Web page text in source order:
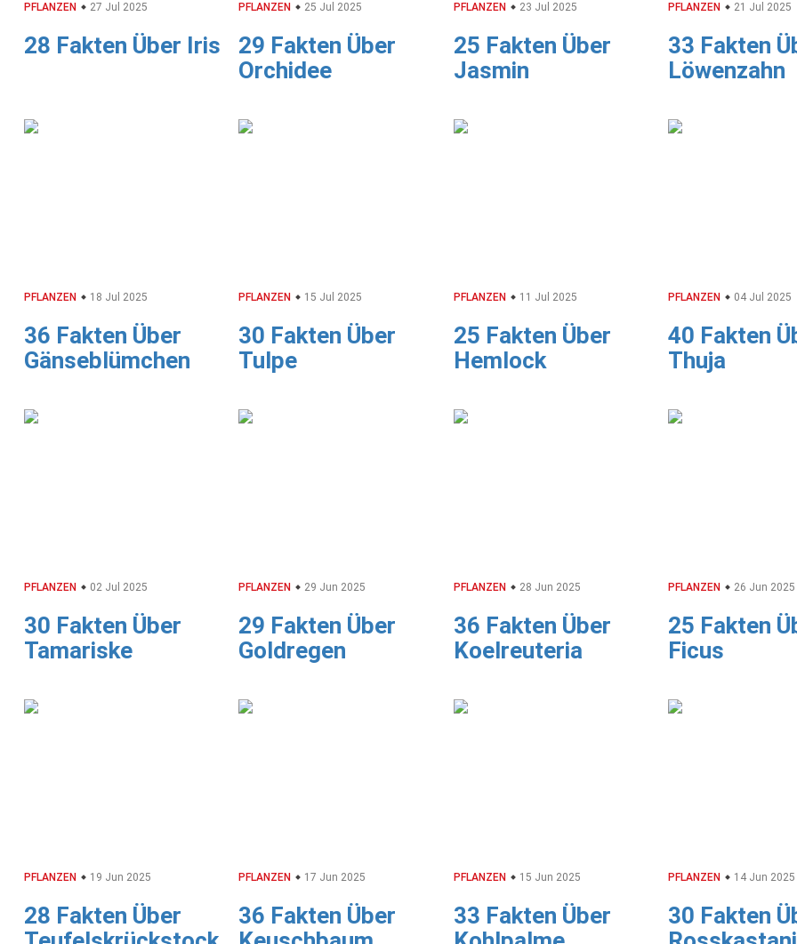
PFLANZEN 27 Jul 2025
28 Fakten Über Iris
PFLANZEN 25 Jul 2025
29 Fakten Über
Orchidee
PFLANZEN 23 Jul 2025
25 Fakten Über
Jasmin
PFLANZEN 21 Jul 2025
33 Fakten
Löwenzahn
PFLANZEN 18 Jul 2025
36 Fakten Über
Gänseblümchen
PFLANZEN 15 Jul 2025
30 Fakten Über
Tulpe
PFLANZEN 11 Jul 2025
25 Fakten Über
Hemlock
PFLANZEN 04 Jul 2025
40 Fakten
Thuja
PFLANZEN 02 Jul 2025
30 Fakten Über
Tamariske
PFLANZEN 29 Jun 2025
29 Fakten Über
Goldregen
PFLANZEN 28 Jun 2025
36 Fakten Über
Koelreuteria
PFLANZEN 26 Jun 2025
25 Fakten
Ficus
PFLANZEN 19 Jun 2025
28 Fakten Über
PFLANZEN 17 Jun 2025
36 Fakten Über
PFLANZEN 15 Jun 2025
33 Fakten Über
PFLANZEN 14 Jun 2025
30 Fakten